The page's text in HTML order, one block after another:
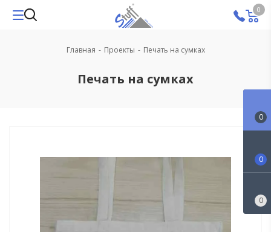
0
Печать на сумках
Главная - Проекты - Печать на сумках
0
0
0